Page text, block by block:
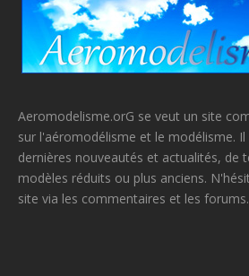
Aeromodelisme.orG se veut un site
sur l'aéromodélisme et le modélisme.
dernières nouveautés et actualités, de
modèles réduits ou plus anciens.
site via les commentaires et les forums.